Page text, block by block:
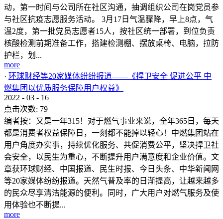
动，第一时间与公司所在社区沟通，抽调组织公司在岗党员参
与社区抗疫志愿服务活动。 3月17日气温骤降，早上8点，气
温2度，第一批党员志愿者15人，按社区统一部署，到位负责
核酸检测前期准备工作，搭建检测棚、摆放桌椅、电脑，拉防
护栏，划...
more
· 环球财经等20家媒体纷纷报道——《捍卫安全 促进公平 中
燃集团以优质服务保障用户权益》
2022 - 03 - 16
点击次数: 79
编者按：又是一年315！对于燃气事业来说，全年365日，每天
都是消费者权益保障日，一刻都不能掉以轻心！中燃集团站在
用户角度办实事，持续优化服务、共促消费公平，坚决捍卫社
会安全，以民生为重心，不断提升用户满意度和企业价值。文
章获环球财经、中国报道、民生时报、今日头条、中华新闻网
等20家媒体纷纷报道。天然气普及率的日渐提高，让越来越多
的民众尽享清洁能源的便利。同时，广大用户对燃气服务及使
用体验也不断提...
more